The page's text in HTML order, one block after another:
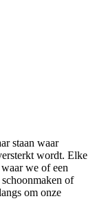
staan waar
wordt. Elke
we of een
of
om onze